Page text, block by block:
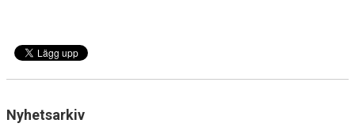
Nyhetsarkiv